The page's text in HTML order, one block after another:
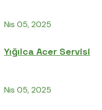
Nis 05, 2025
Yığılca Acer Servisi
Nis 05, 2025